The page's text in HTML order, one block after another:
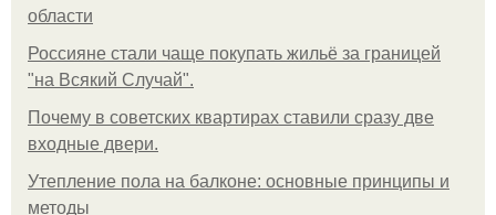
области
Россияне стали чаще покупать жильё за границей
"на Всякий Случай".
Почему в советских квартирах ставили сразу две
входные двери.
Утепление пола на балконе: основные принципы и
методы